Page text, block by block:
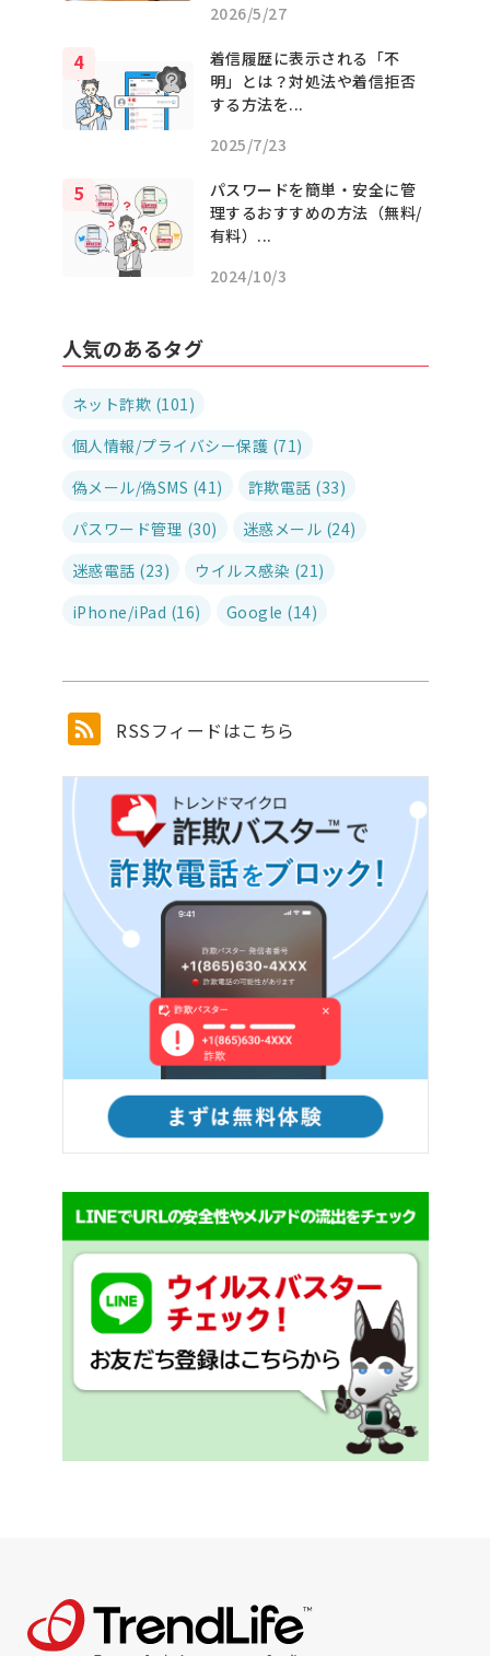
2026/5/27
着信履歴に表示される「不
明」とは？対処法や着信拒否
する方法を...
2025/7/23
パスワードを簡単・安全に管
理するおすすめの方法（無料/
有料）...
2024/10/3
人気のあるタグ
ネット詐欺 (101)
個人情報/プライバシー保護 (71)
偽メール/偽SMS (41)
詐欺電話 (33)
パスワード管理 (30)
迷惑メール (24)
迷惑電話 (23)
ウイルス感染 (21)
iPhone/iPad (16)
Google (14)
RSSフィードはこちら